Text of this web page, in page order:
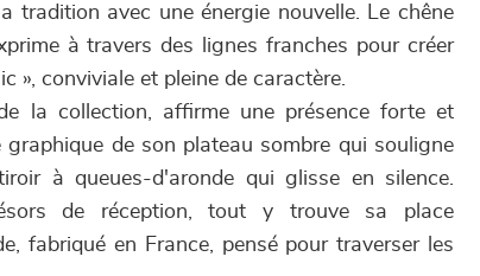
tradition avec une énergie nouvelle. Le chêne
à travers des lignes franches pour créer
», conviviale et pleine de caractère.
la collection, affirme une présence forte et
de son plateau sombre qui souligne
à queues-d'aronde qui glisse en silence.
de réception, tout y trouve sa place
fabriqué en France, pensé pour traverser les